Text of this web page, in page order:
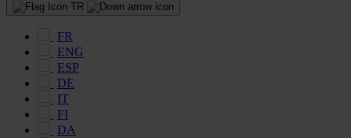
TR
FR
ENG
ESP
DE
IT
FI
DA